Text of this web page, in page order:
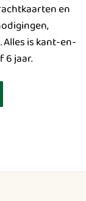
en
Alles is kant-en-
6 jaar.